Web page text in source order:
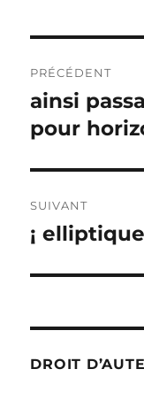
de
l’article
PRÉCÉDENT
Publication
précédente :
ainsi
pour
SUIVANT
Publication
¡
DROIT